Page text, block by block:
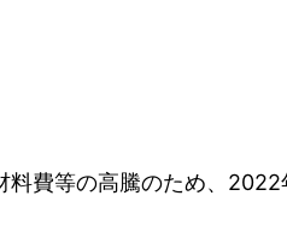
料費等の高騰のため、